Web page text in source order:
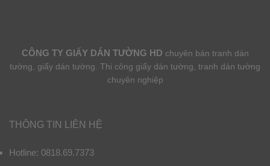
CÔNG TY GIẤY DÁN TƯỜNG HD chuyên bán tranh dán
tường, giấy dán tường. Thi công giấy dán tường, tranh dán tường
chuyên nghiệp
THÔNG TIN LIÊN HỆ
Hotline: 0818.69.7373